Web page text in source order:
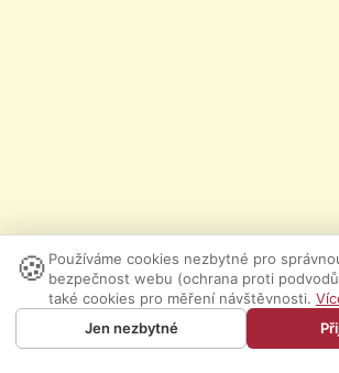
🍪 Používáme cookies nezbytné pro
bezpečnost webu (ochrana proti
také cookies pro měření návštěvnosti.
Jen nezbytné